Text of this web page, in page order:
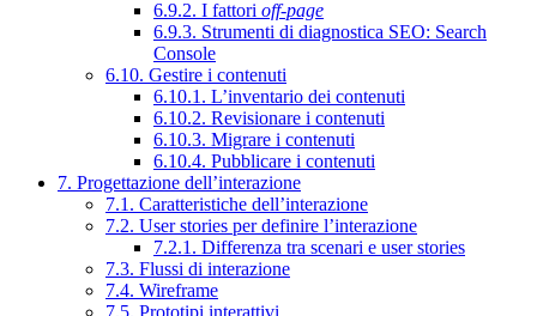
6.9.2. I fattori off-page
6.9.3. Strumenti di diagnostica SEO: Search
Console
6.10. Gestire i contenuti
6.10.1. L’inventario dei contenuti
6.10.2. Revisionare i contenuti
6.10.3. Migrare i contenuti
6.10.4. Pubblicare i contenuti
7. Progettazione dell’interazione
7.1. Caratteristiche dell’interazione
7.2. User stories per definire l’interazione
7.2.1. Differenza tra scenari e user stories
7.3. Flussi di interazione
7.4. Wireframe
7.5. Prototipi interattivi